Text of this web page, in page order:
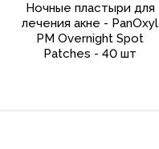
Ночные пластыри для
лечения акне - PanOxyl
PM Overnight Spot
Patches - 40 шт